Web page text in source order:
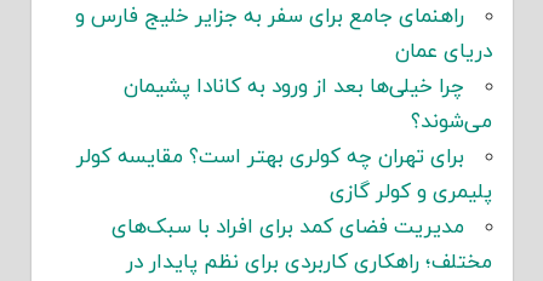
راهنمای جامع برای سفر به جزایر خلیج فارس و
دریای عمان
چرا خیلی‌ها بعد از ورود به کانادا پشیمان
می‌شوند؟
برای تهران چه کولری بهتر است؟ مقایسه کولر
پلیمری و کولر گازی
مدیریت فضای کمد برای افراد با سبک‌های
مختلف؛ راهکاری کاربردی برای نظم پایدار در